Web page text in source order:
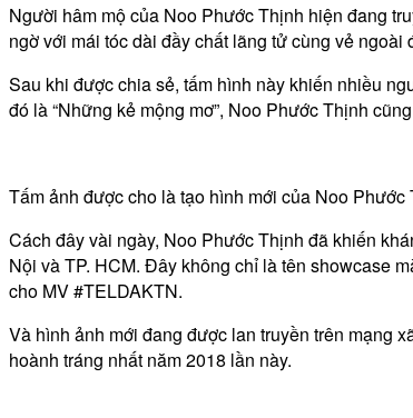
Người hâm mộ của Noo Phước Thịnh hiện đang
ngờ với mái tóc dài đầy chất lãng tử cùng vẻ
Sau khi được chia sẻ, tấm hình này khiến nhiều
đó là “Những kẻ mộng mơ”, Noo Phước Thịnh
Tấm ảnh được cho là tạo hình mới của Noo
Cách đây vài ngày, Noo Phước Thịnh đã khiến
Nội và TP. HCM. Đây không chỉ là tên showcase
cho MV #TELDAKTN.
Và hình ảnh mới đang được lan truyền trên mạng
hoành tráng nhất năm 2018 lần này.